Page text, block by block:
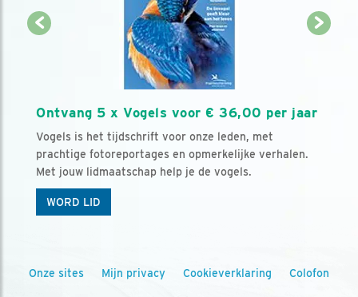
Ontvang 5 x Vogels voor € 36,00 per jaar
Vogels is het tijdschrift voor onze leden, met
prachtige fotoreportages en opmerkelijke verhalen.
Met jouw lidmaatschap help je de vogels.
WORD LID
Onze sites Mijn privacy Cookieverklaring Colofon